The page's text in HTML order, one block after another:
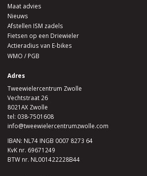
Maat advies
Nieuws
Afstellen ISM zadels
Fietsen op een Driewieler
Actieradius van E-bikes
WMO / PGB
Adres
Tweewielercentrum Zwolle
Vechtstraat 26
8021AX Zwolle
tel: 038-7501608
info@tweewielercentrumzwolle.com
IBAN: NL74 INGB 0007 8273 64
KvK nr. 69671249
BTW nr. NL001422228B44